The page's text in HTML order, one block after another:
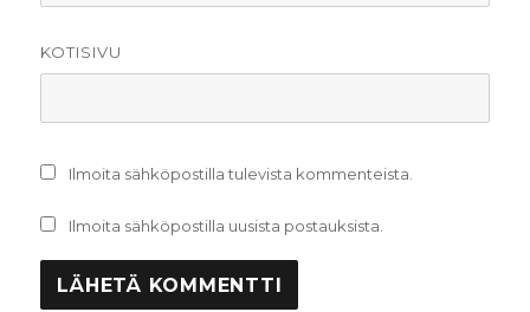
KOTISIVU
Ilmoita sähköpostilla tulevista kommenteista.
Ilmoita sähköpostilla uusista postauksista.